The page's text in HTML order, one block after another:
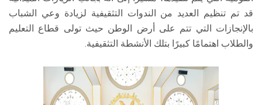
قد تم تنظيم العديد من الندوات التثقيفية لزيادة وعي الشباب
بالإنجازات التي تتم على أرض الوطن حيث تولى قطاع التعليم
والطلاب اهتمامًا كبيرًا بتلك الأنشطة التثقيفية.